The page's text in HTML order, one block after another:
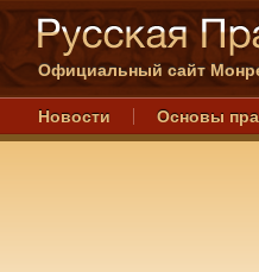
Официальный сайт
Новости Основы